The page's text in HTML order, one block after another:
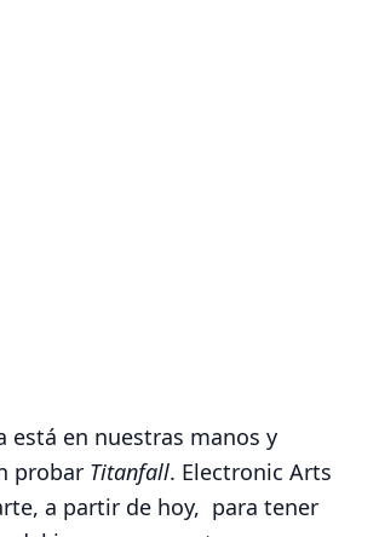
en nuestras manos y
probar Titanfall. Electronic Arts
a partir de hoy, para tener